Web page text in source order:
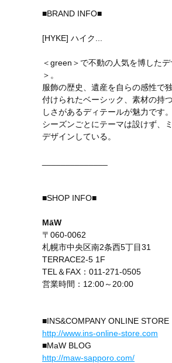
■BRAND INFO■
[HYKE] ハイク...
＜green＞で不動の人気を博した
＞。
服飾の歴史、遺産を自らの感性で
付けられたベーシック、素材の持
しさがあるディテールが魅力です。
シーズンごとにテーマは設けず、
デザインしている。
■SHOP INFO■
MāW
〒060-0062
札幌市中央区南2条西5丁目31
TERRACE2-5 1F
TEL＆FAX：011-271-0505
営業時間：12:00～20:00
■INS&COMPANY ONLINE STORE
http://www.ins-online-store.com
■MaW BLOG
http://maw-sapporo.com/